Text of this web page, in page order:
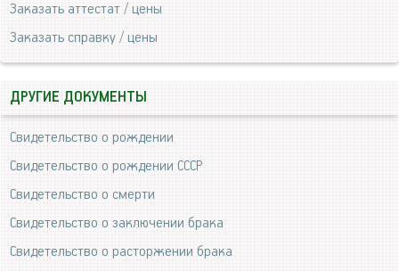
Заказать аттестат / цены
Заказать справку / цены
ДРУГИЕ ДОКУМЕНТЫ
Свидетельство о рождении
Свидетельство о рождении СССР
Свидетельство о смерти
Свидетельство о заключении брака
Свидетельство о расторжении брака